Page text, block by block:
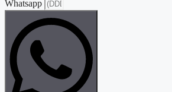
Whatsapp